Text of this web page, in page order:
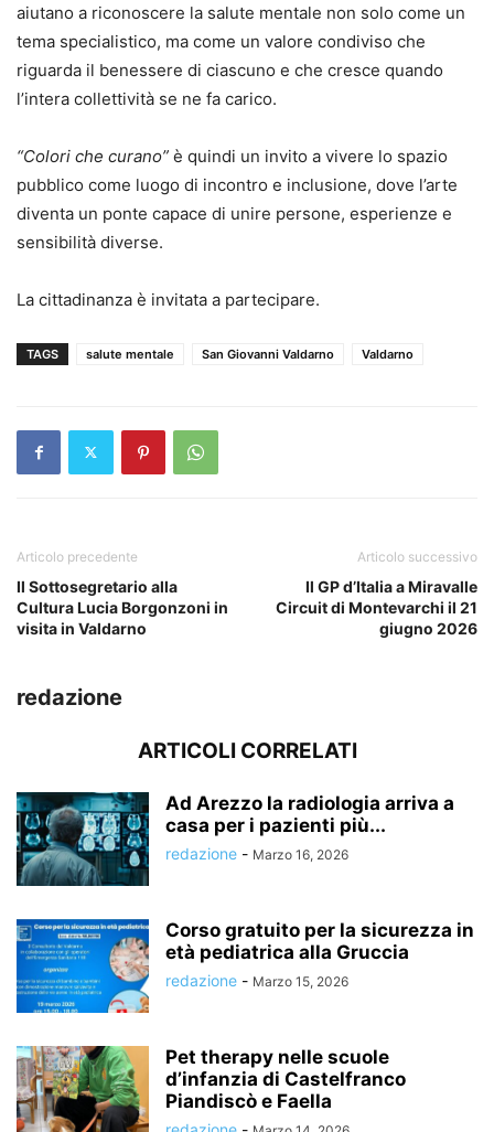
aiutano a riconoscere la salute mentale non solo come un
tema specialistico, ma come un valore condiviso che
riguarda il benessere di ciascuno e che cresce quando
l’intera collettività se ne fa carico.
“Colori che curano” è quindi un invito a vivere lo spazio
pubblico come luogo di incontro e inclusione, dove l’arte
diventa un ponte capace di unire persone, esperienze e
sensibilità diverse.
La cittadinanza è invitata a partecipare.
TAGS salute mentale San Giovanni Valdarno Valdarno
Articolo precedente
Il Sottosegretario alla
Cultura Lucia Borgonzoni in
visita in Valdarno
Articolo successivo
Il GP d’Italia a Miravalle
Circuit di Montevarchi il 21
giugno 2026
redazione
ARTICOLI CORRELATI
Ad Arezzo la radiologia arriva a
casa per i pazienti più...
redazione - Marzo 16, 2026
Corso gratuito per la sicurezza in
età pediatrica alla Gruccia
redazione - Marzo 15, 2026
Pet therapy nelle scuole
d’infanzia di Castelfranco
Piandiscò e Faella